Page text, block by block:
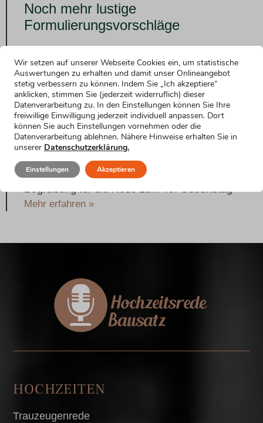
Noch mehr lustige
Formulierungsvorschläge
Mehr erfahren »
Emotionaler Einstieg
Mehr erfahren »
Einstieg für nervöse Redner
Mehr erfahren »
Einstieg für kurze Reden
Mehr erfahren »
Begrüßung für die Rede zum 40. Geburtstag
Mehr erfahren »
HOCHZEITEN
Trauzeugenrede
Wir setzen auf unserer Webseite Cookies ein, um statistische
Auswertungen zu erhalten und damit unser Onlineangebot
stetig verbessern zu können. Indem Sie „Ich akzeptiere“
anklicken, stimmen Sie (jederzeit widerruflich) dieser
Datenverarbeitung zu. In den Einstellungen können Sie Ihre
freiwillige Einwilligung jederzeit individuell anpassen. Dort
können Sie auch Einstellungen vornehmen oder die
Datenverarbeitung ablehnen. Nähere Hinweise erhalten Sie in
unserer Datenschutzerklärung.
Akzeptieren
Einstellungen